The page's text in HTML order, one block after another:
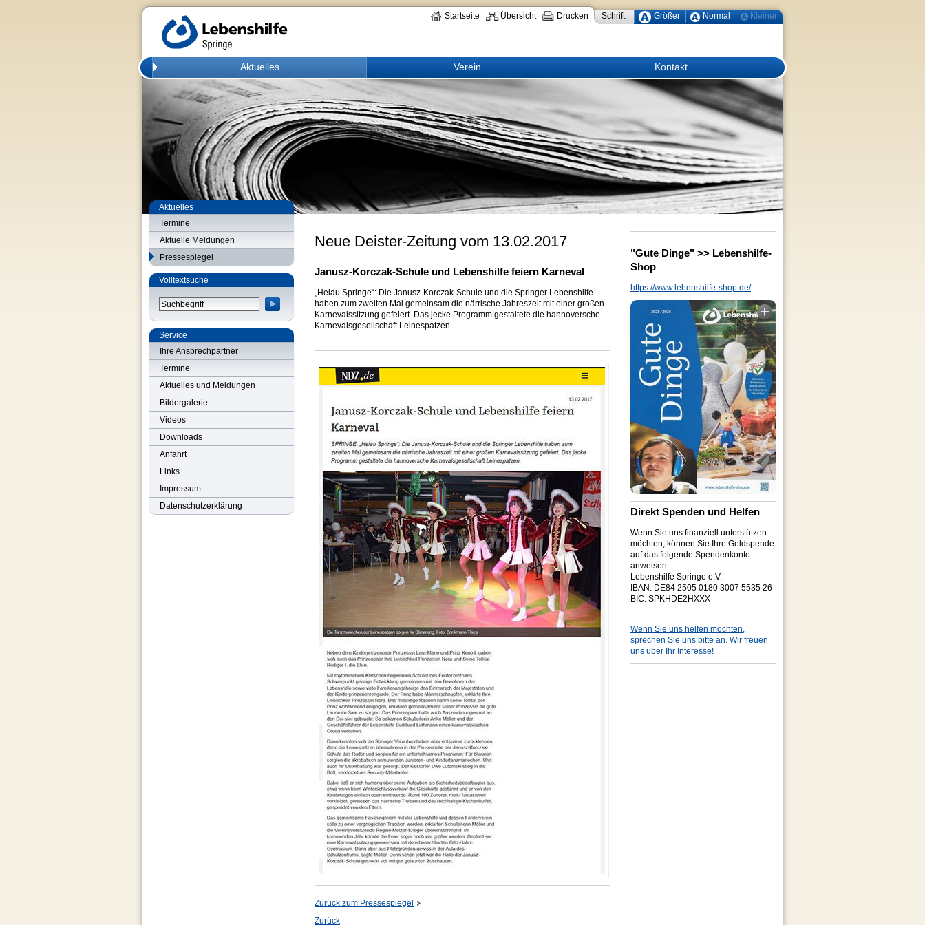
Schrift: Größer Normal Kleiner
Startseite Übersicht Drucken
Aktuelles Verein Kontakt
Aktuelles
Termine
Aktuelle Meldungen
Pressespiegel
Volltextsuche
Service
Ihre Ansprechpartner
Termine
Aktuelles und Meldungen
Bildergalerie
Videos
Downloads
Anfahrt
Links
Impressum
Datenschutzerklärung
Neue Deister-Zeitung vom 13.02.2017
Janusz-Korczak-Schule und Lebenshilfe feiern Karneval
„Helau Springe“: Die Janusz-Korczak-Schule und die Springer Lebenshilfe
haben zum zweiten Mal gemeinsam die närrische Jahreszeit mit einer großen
Karnevalssitzung gefeiert. Das jecke Programm gestaltete die hannoversche
Karnevalsgesellschaft Leinespatzen.
Zurück zum Pressespiegel
Zurück
"Gute Dinge" >> Lebenshilfe-
Shop
https://www.lebenshilfe-shop.de/
Direkt Spenden und Helfen
Wenn Sie uns finanziell unterstützen
möchten, können Sie Ihre Geldspende
auf das folgende Spendenkonto
anweisen:
Lebenshilfe Springe e.V.
IBAN: DE84 2505 0180 3007 5535 26
BIC: SPKHDE2HXXX
Wenn Sie uns helfen möchten,
sprechen Sie uns bitte an. Wir freuen
uns über Ihr Interesse!